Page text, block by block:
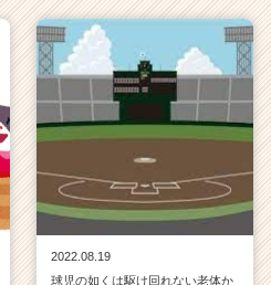
2022.08.19
球児の如くは駆け回れない老体か